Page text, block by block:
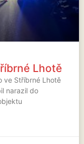
Lhotě
ve Stříbrné Lhotě
narazil do